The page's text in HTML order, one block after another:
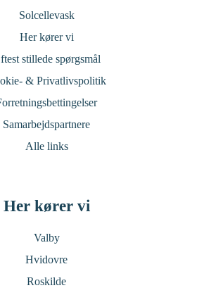
Solcellevask
Her kører vi
stillede spørgsmål
& Privatlivspolitik
Samarbejdspartnere
Alle links
Her kører vi
Valby
Hvidovre
Roskilde